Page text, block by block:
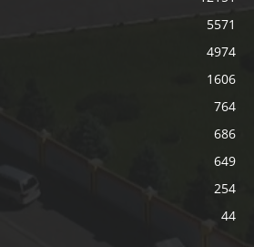
5571
4974
1606
764
686
649
254
44